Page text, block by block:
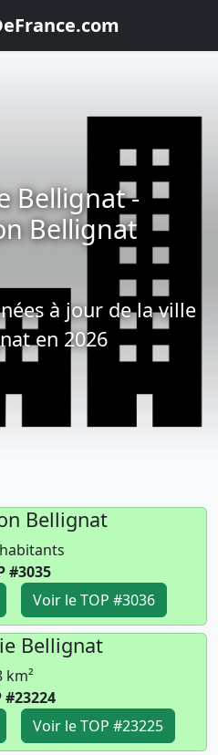
Bellignat -
Bellignat
à jour de la ville
en 2026
Bellignat
#3035
Voir le TOP #3036
Bellignat
km²
#23224
Voir le TOP #23225